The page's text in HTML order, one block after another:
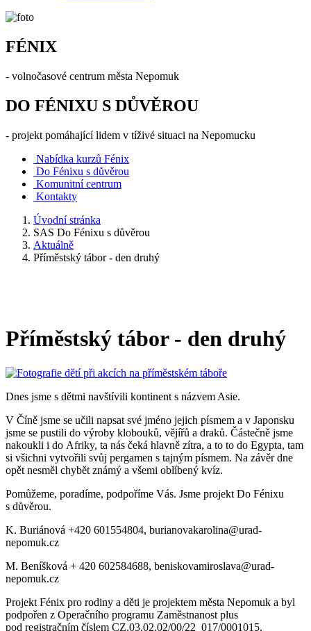
FÉNIX
- volnočasové centrum města Nepomuk
DO FÉNIXU S DŮVĚROU
- projekt pomáhající lidem v tíživé situaci na Nepomucku
Nabídka kurzů Fénix
Do Fénixu s důvěrou
Komunitní centrum
Kontakty
Úvodní stránka
SAS Do Fénixu s důvěrou
Aktuálně
Příměstský tábor - den druhý
Příměstský tábor - den druhý
Dnes jsme s dětmi navštívili kontinent s názvem Asie.
V Číně jsme se učili napsat své jméno jejich písmem a v Japonsku
jsme se pustili do výroby klobouků, vějířů a draků. Částečně jsme
nakoukli i do Afriky, ta nás čeká hlavně zítra, a to to do Egypta, tam
si všichni vytvořili svůj pergamen s tajným písmem. Na závěr dne
opět nesměl chybět známý a všemi oblíbený kvíz.
Pomůžeme, poradíme, podpoříme Vás. Jsme projekt Do Fénixu
s důvěrou.
K. Buriánová +420 601554804, burianovakarolina@urad-
nepomuk.cz
M. Beníšková + 420 602584688, beniskovamiroslava@urad-
nepomuk.cz
Projekt Fénix pro rodiny a děti je projektem města Nepomuk a byl
podpořen z Operačního programu Zaměstnanost plus
pod registračním číslem CZ.03.02.02/00/22_017/0001015.